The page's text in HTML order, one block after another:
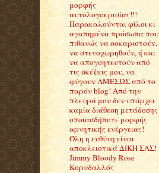
μορφής
αυτολογοκρισίας!!!
Παρακαλούνται φίλοι κι
αγαπημένα πρόσωπα που
πιθανώς να σοκαριστούν,
να στενοχωρηθούν, ή και
να απογοητευτούν από
τις σκέψεις μου, να
φύγουν ΑΜΕΣΩΣ από το
παρόν blog! Από την
πλευρά μου δεν υπάρχει
καμία διάθεση μετάδοσης
οποιασδήποτε μορφής
αρνητικής ενέργειας!
Όλη η ευθύνη είναι
αποκλειστικά ΔΙΚΗ ΣΑΣ!
Jimmy Bloody Rose
Κορυδαλλός